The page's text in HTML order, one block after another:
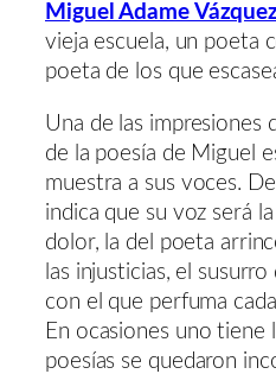
Miguel Adame
vieja escuela, un poeta
poeta de los que
Una de las impresiones
de la poesía de Miguel
muestra a sus voces.
indica que su voz será
dolor, la del poeta
las injusticias, el
con el que perfuma
En ocasiones uno tiene
poesías se quedaron